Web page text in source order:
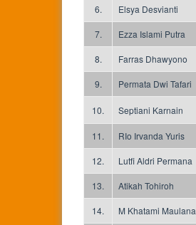
6. Elsya Desvianti
7. Ezza Islami Putra
8. Farras Dhawyono
9. Permata Dwi Tafari
10. Septiani Karnain
11. RIo Irvanda Yuris
12. Lutfi Aldri Permana
13. Atikah Tohiroh
14. M Khatami Maulana